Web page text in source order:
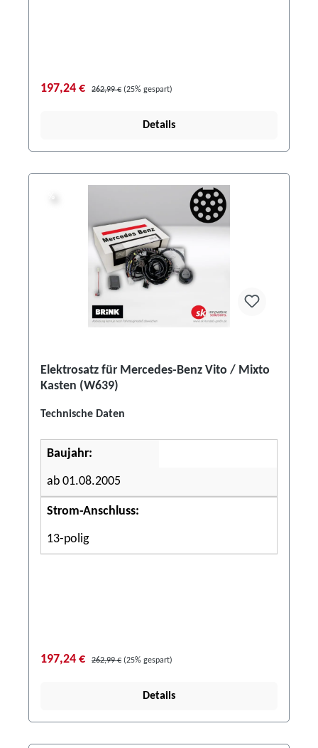
197,24 € 262,99 € (25% gespart)
Details
Elektrosatz für Mercedes-Benz Vito / Mixto
Kasten (W639)
Technische Daten
Baujahr:
ab 01.08.2005
Strom-Anschluss:
13-polig
197,24 € 262,99 € (25% gespart)
Details